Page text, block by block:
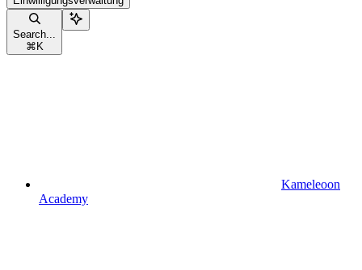
Search...
⌘ K
Kameleoon
Academy